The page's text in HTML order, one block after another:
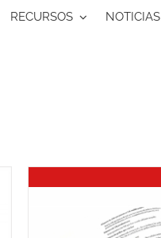
RECURSOS NOTICIAS